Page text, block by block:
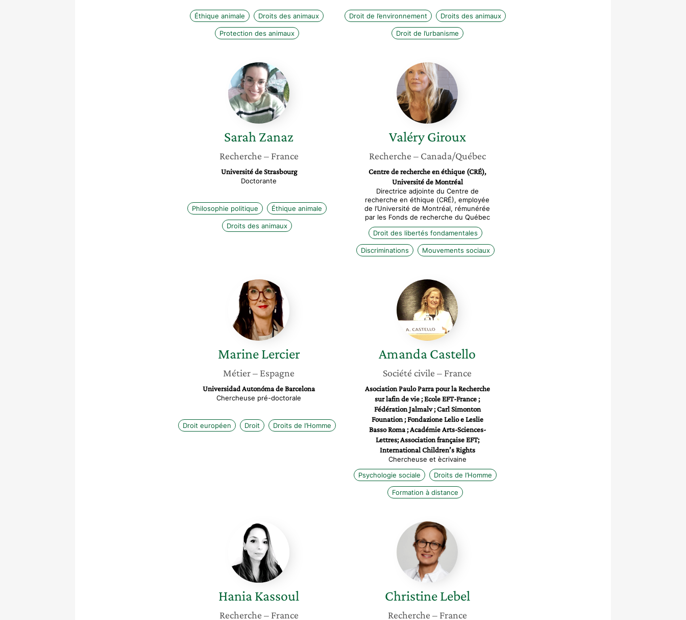
Éthique animale Droits des animaux
Protection des animaux
Droit de l’environnement Droits des animaux
Droit de l’urbanisme
Sarah
Zanaz
Sarah Zanaz
Recherche – France
Université de Strasbourg
Doctorante
Philosophie politique Éthique animale
Droits des animaux
Valéry
Giroux
Valéry Giroux
Recherche – Canada/Québec
Centre de recherche en éthique (CRÉ),
Université de Montréal
Directrice adjointe du Centre de
recherche en éthique (CRÉ), employée
de l’Université de Montréal, rémunérée
par les Fonds de recherche du Québec
Droit des libertés fondamentales
Discriminations Mouvements sociaux
Marine
Lercier
Marine Lercier
Métier– Espagne
Universidad Autonóma de Barcelona
Chercheuse pré-doctorale
Droit européen Droit Droits de l’Homme
Amanda
Castello
AmandaCastello
Société civile – France
Asociation Paulo Parra pour la Recherche
sur lafin de vie ; Ecole EFT-France ;
Fédération Jalmalv ; Carl Simonton
Founation ; Fondazione Lelio e Leslie
Basso Roma ; Académie Arts-Sciences-
Lettres; Association française EFT;
International Children’s Rights
Chercheuse et ècrivaine
Psychologie sociale
Droits de l’Homme
Formation à distance
Hania
Kassoul
HaniaKassoul
Recherche – France
Christine
Lebel
Christine Lebel
Recherche – France